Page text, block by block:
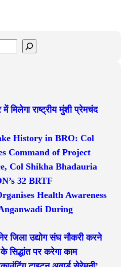
मिलेगा राष्ट्रीय मुंशी प्रेमचंद
History in BRO: Col
Command of Project
Col Shikha Bhadauria
32 BRTF
Health Awareness
During
जिला उद्योग संघ नौकरी करने
सिद्धांत पर करेगा काम